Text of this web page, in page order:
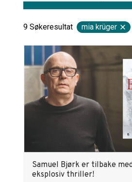
9 Søkeresultat mia krüger
Samuel Bjørk er tilbake med
eksplosiv thriller!